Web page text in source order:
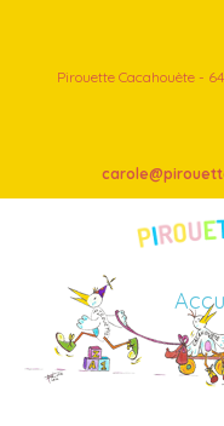
Pirouette Cacahouète -